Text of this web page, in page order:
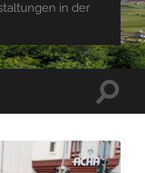
in der